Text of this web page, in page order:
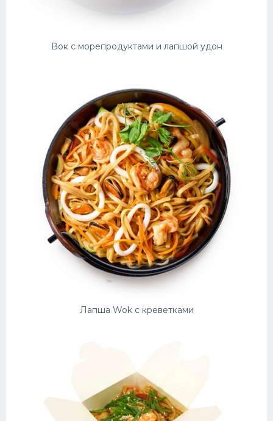
Вок с морепродуктами и лапшой удон
Лапша Wok с креветками